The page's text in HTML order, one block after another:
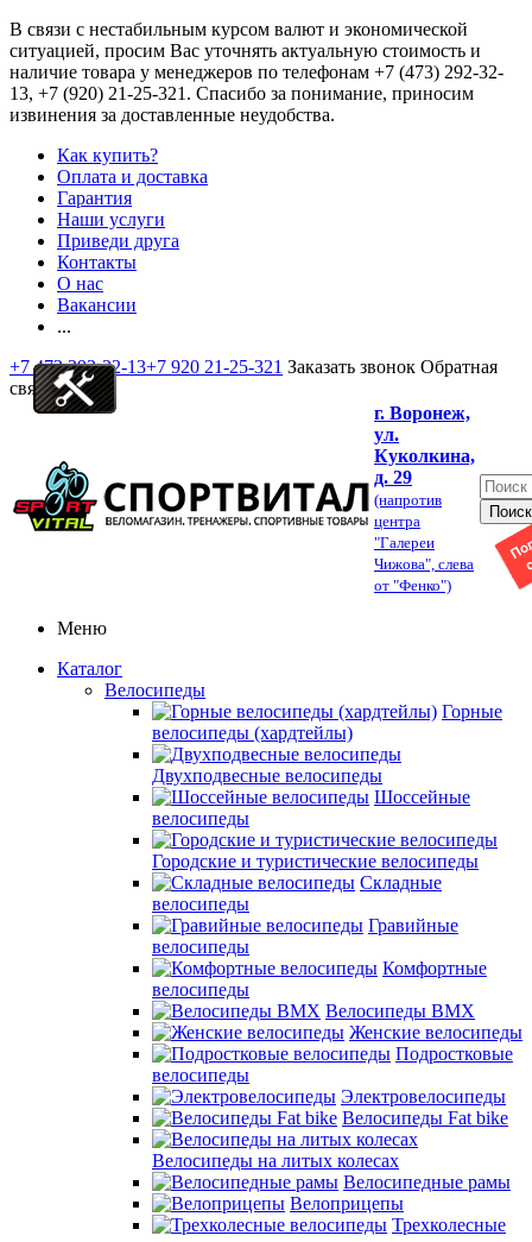
В связи с нестабильным курсом валют и экономической
ситуацией, просим Вас уточнять актуальную стоимость и
наличие товара у менеджеров по телефонам +7 (473) 292-32-
13, +7 (920) 21-25-321 . Спасибо за понимание, приносим
извинения за доставленные неудобства.
Как купить?
Оплата и доставка
Гарантия
Наши услуги
Приведи друга
Контакты
О нас
Вакансии
...
+7 473 292-32-13+7 920 21-25-321 Заказать звонок Обратная
связь
г. Воронеж,
ул.
Куколкина,
д. 29
(напротив
центра
"Галереи
Чижова", слева
от "Фенко")
Меню
Каталог
Велосипеды
Горные
велосипеды (хардтейлы)
Двухподвесные велосипеды
Шоссейные
велосипеды
Городские и туристические велосипеды
Складные
велосипеды
Гравийные
велосипеды
Комфортные
велосипеды
Велосипеды BMX
Женские велосипеды
Подростковые
велосипеды
Электровелосипеды
Велосипеды Fat bike
Велосипеды на литых колесах
Велосипедные рамы
Велоприцепы
Трехколесные